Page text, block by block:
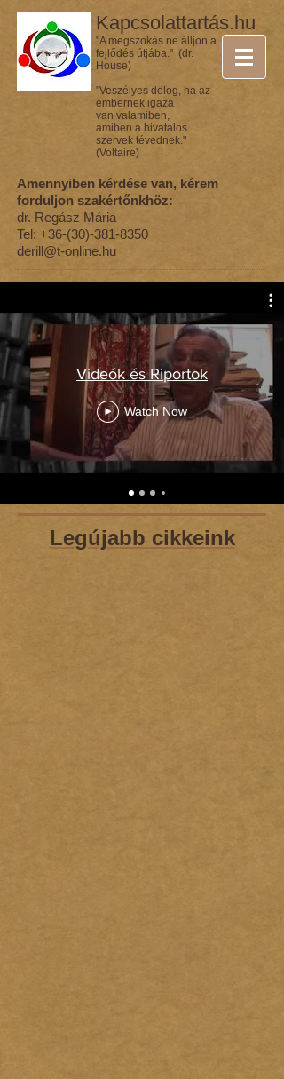
Kapcsolattartás.hu
"A megszokás ne álljon a
fejlődés útjába." (dr.
House)
"Veszélyes dolog, ha az
embernek igaza
van valamiben,
amiben a hivatalos
szervek tévednek."
(Voltaire)
Amennyiben kérdése van, kérem
forduljon szakértőnkhöz:
dr. Regász Mária
Tel: +36-(30)-381-8350
derill@t-online.hu
Videók és Riportok
Watch Now
Legújabb cikkeink